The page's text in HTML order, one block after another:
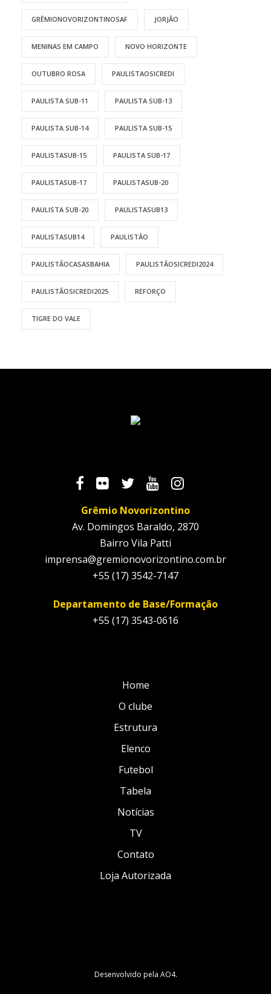
GRÊMIONOVORIZONTINOSAF JORJÃO
MENINAS EM CAMPO NOVO HORIZONTE
OUTUBRO ROSA PAULISTAOSICREDI
PAULISTA SUB-11 PAULISTA SUB-13
PAULISTA SUB-14 PAULISTA SUB-15
PAULISTASUB-15 PAULISTA SUB-17
PAULISTASUB-17 PAULISTASUB-20
PAULISTA SUB-20 PAULISTASUB13
PAULISTASUB14 PAULISTÃO
PAULISTÃOCASASBAHIA PAULISTÃOSICREDI2024
PAULISTÃOSICREDI2025 REFORÇO
TIGRE DO VALE
Grêmio Novorizontino
Av. Domingos Baraldo, 2870
Bairro Vila Patti
imprensa@gremionovorizontino.com.br
+55 (17) 3542-7147
Departamento de Base/Formação
+55 (17) 3543-0616
Home
O clube
Estrutura
Elenco
Futebol
Tabela
Notícias
TV
Contato
Loja Autorizada
Desenvolvido pela AO4.